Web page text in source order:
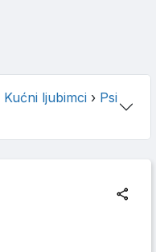
Kućni ljubimci › Psi